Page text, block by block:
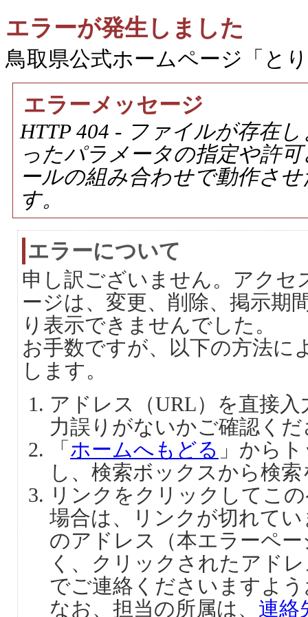
エラーが発生しました
鳥取県公式ホームページ「と
エラーメッセージ
HTTP 404 - ファイルが存在
ったパラメータの指定や許
ールの組み合わせで動作さ
す。
エラーについて
申し訳ございません。アクセ
ージは、変更、削除、掲示期
り表示できませんでした。
お手数ですが、以下の方法に
します。
アドレス（URL）を直接
力誤りがないかご確認く
「 ホームへもどる 」から
し、検索ボックスから検
リンクをクリックしてこ
場合は、リンクが切れて
のアドレス（本エラーペ
く、クリックされたアド
でご連絡くださいますよ
なお、担当の所属は、 連絡